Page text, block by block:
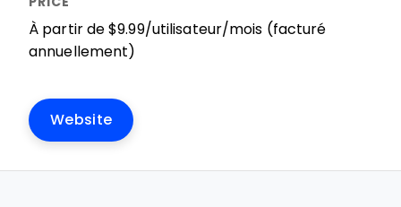
À partir de $9.99/utilisateur/mois (facturé
annuellement)
Website